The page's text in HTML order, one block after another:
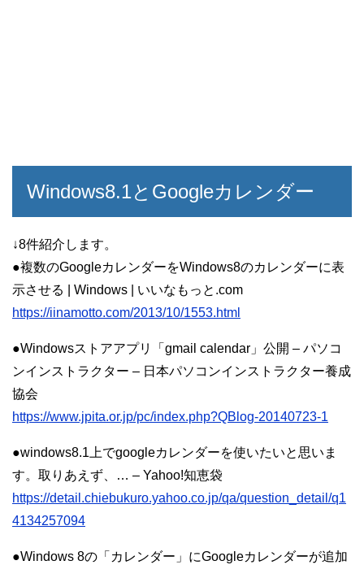
Windows8.1とGoogleカレンダー
↓8件紹介します。
●複数のGoogleカレンダーをWindows8のカレンダーに表
示させる | Windows | いいなもっと.com
https://iinamotto.com/2013/10/1553.html
●Windowsストアアプリ「gmail calendar」公開 – パソコ
ンインストラクター – 日本パソコンインストラクター養成
協会
https://www.jpita.or.jp/pc/index.php?QBlog-20140723-1
●windows8.1上でgoogleカレンダーを使いたいと思いま
す。取りあえず、… – Yahoo!知恵袋
https://detail.chiebukuro.yahoo.co.jp/qa/question_detail/q1
4134257094
●Windows 8の「カレンダー」にGoogleカレンダーが追加